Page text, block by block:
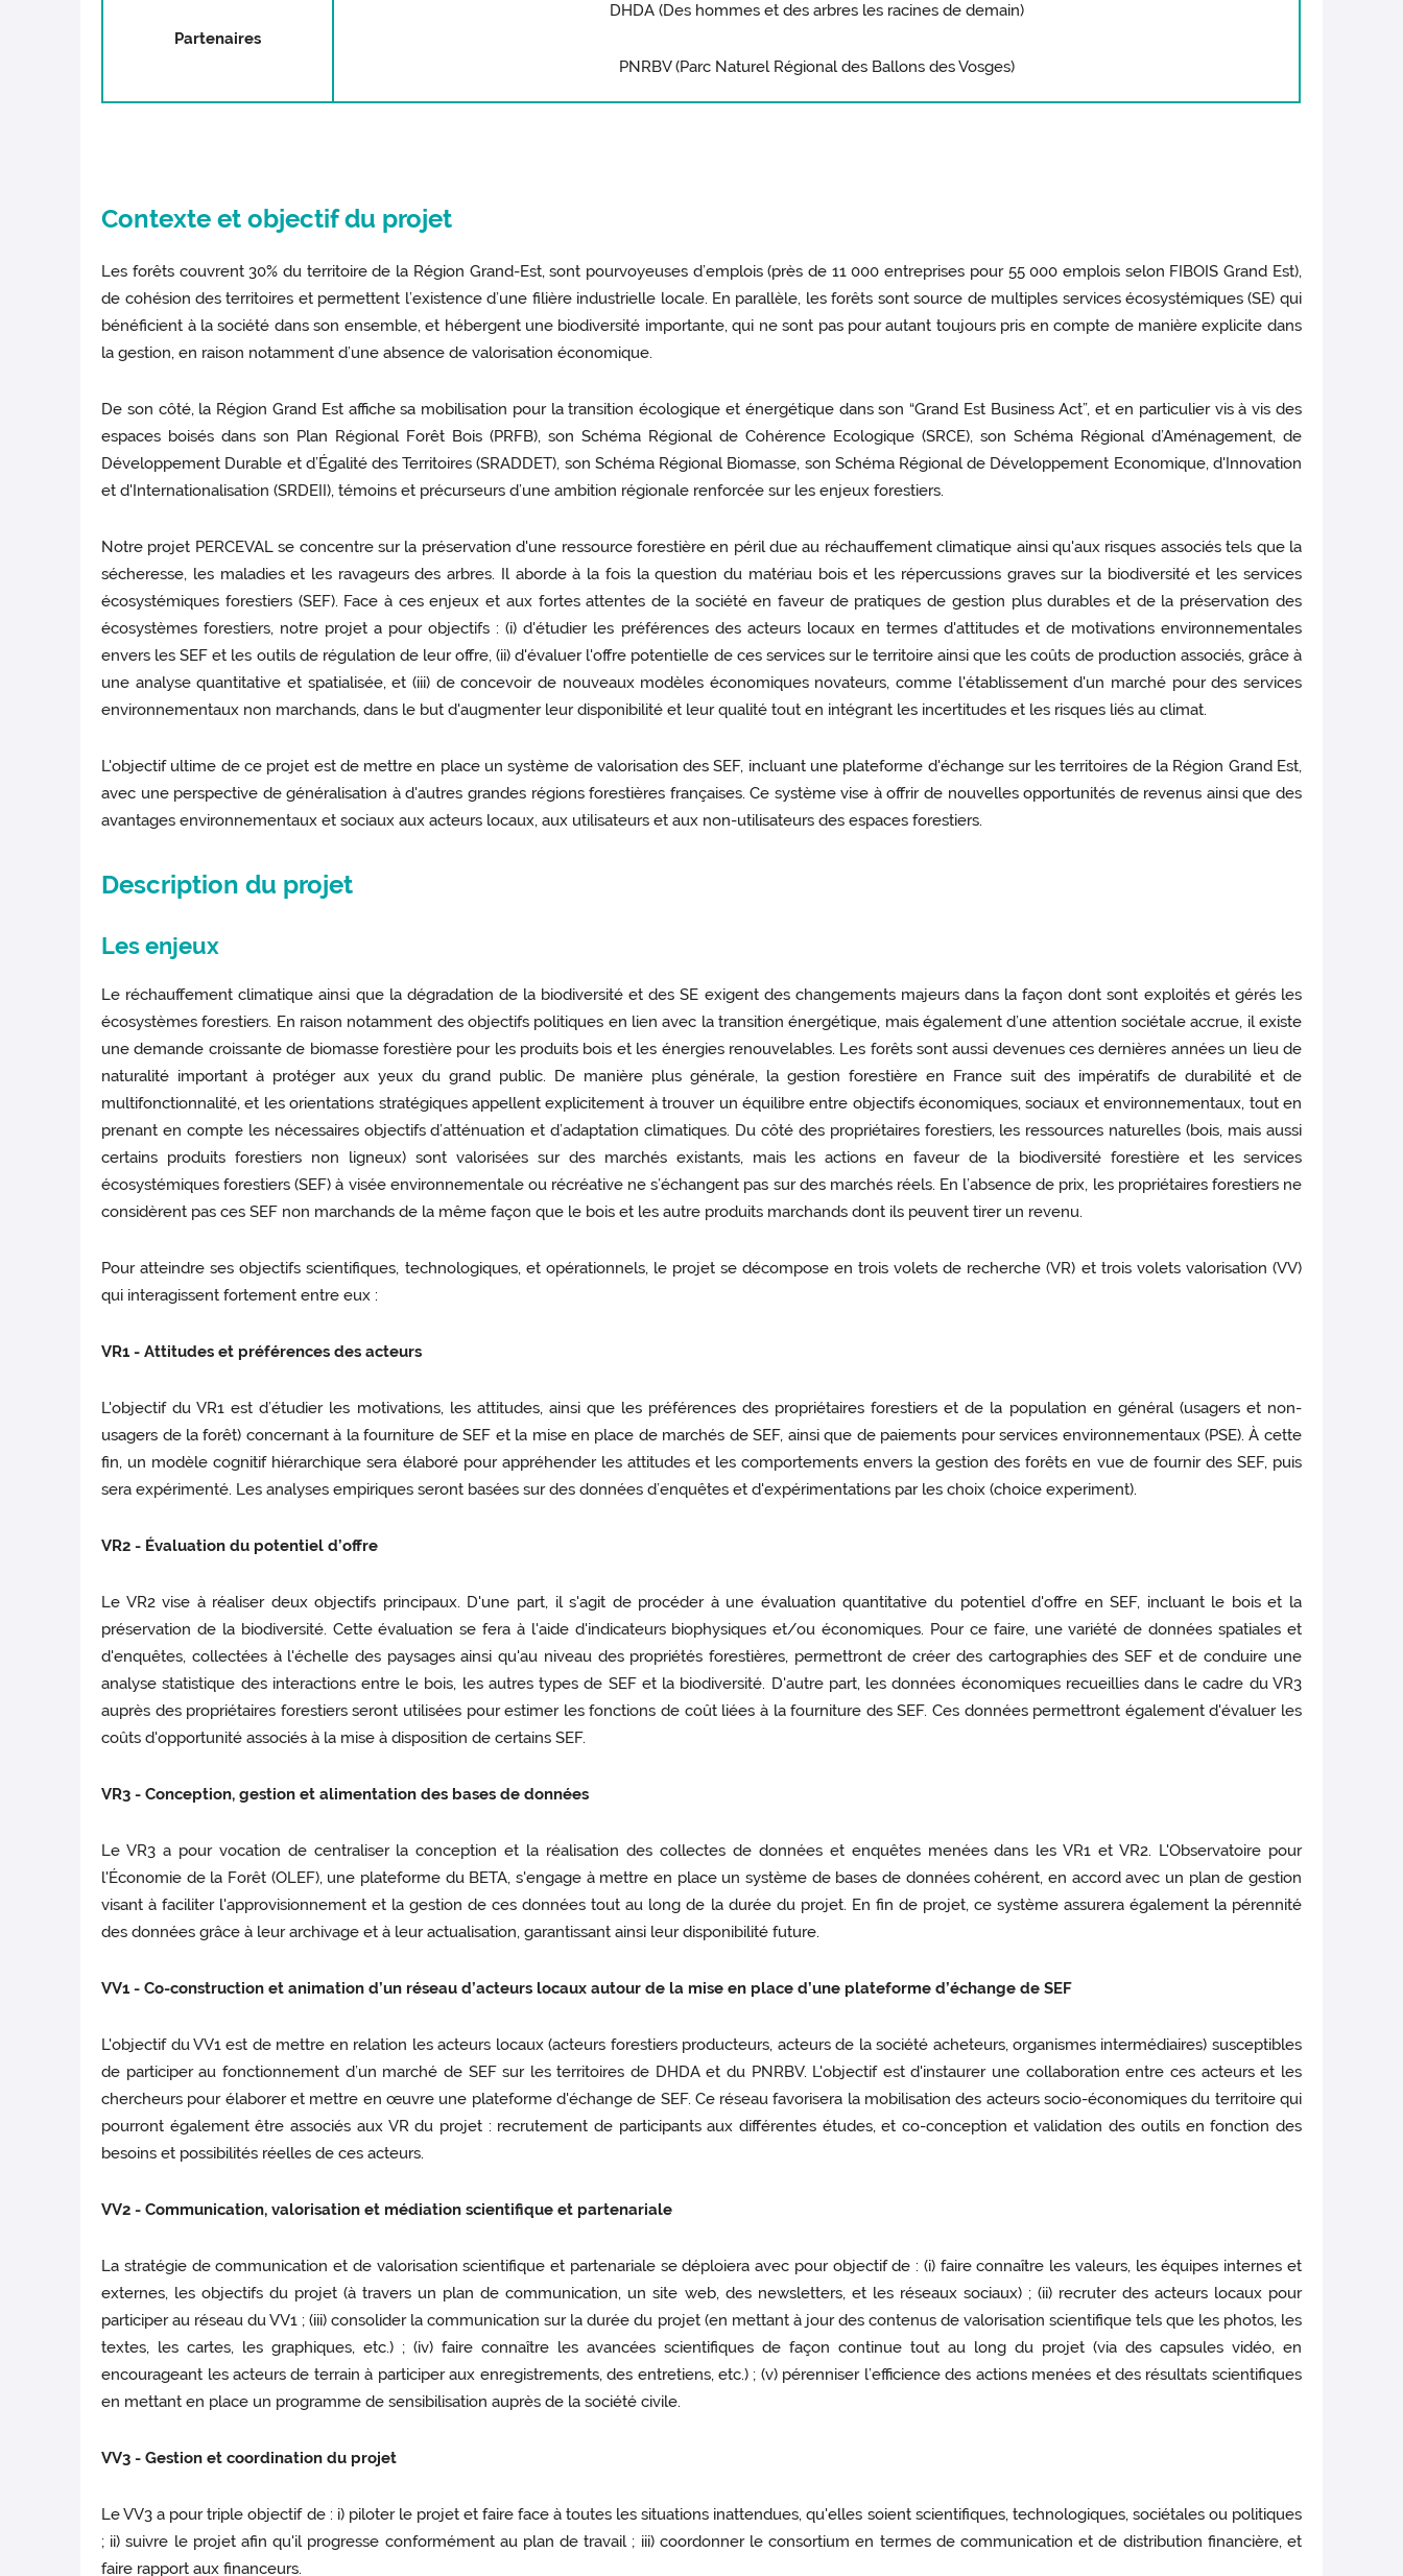
Partenaires
DHDA (Des hommes et des arbres les racines de demain)
PNRBV (Parc Naturel Régional des Ballons des Vosges)
Contexte et objectif du projet
Les forêts couvrent 30% du territoire de la Région Grand-Est, sont pourvoyeuses d’emplois (près de 11 000 entreprises pour 55 000 emplois selon FIBOIS Grand Est),
de cohésion des territoires et permettent l’existence d’une filière industrielle locale. En parallèle, les forêts sont source de multiples services écosystémiques (SE) qui
bénéficient à la société dans son ensemble, et hébergent une biodiversité importante, qui ne sont pas pour autant toujours pris en compte de manière explicite dans
la gestion, en raison notamment d’une absence de valorisation économique.
De son côté, la Région Grand Est affiche sa mobilisation pour la transition écologique et énergétique dans son “Grand Est Business Act”, et en particulier vis à vis des
espaces boisés dans son Plan Régional Forêt Bois (PRFB), son Schéma Régional de Cohérence Ecologique (SRCE), son Schéma Régional d’Aménagement, de
Développement Durable et d’Égalité des Territoires (SRADDET), son Schéma Régional Biomasse, son Schéma Régional de Développement Economique, d'Innovation
et d'Internationalisation (SRDEII), témoins et précurseurs d’une ambition régionale renforcée sur les enjeux forestiers.
Notre projet PERCEVAL se concentre sur la préservation d'une ressource forestière en péril due au réchauffement climatique ainsi qu'aux risques associés tels que la
sécheresse, les maladies et les ravageurs des arbres. Il aborde à la fois la question du matériau bois et les répercussions graves sur la biodiversité et les services
écosystémiques forestiers (SEF). Face à ces enjeux et aux fortes attentes de la société en faveur de pratiques de gestion plus durables et de la préservation des
écosystèmes forestiers, notre projet a pour objectifs : (i) d'étudier les préférences des acteurs locaux en termes d'attitudes et de motivations environnementales
envers les SEF et les outils de régulation de leur offre, (ii) d'évaluer l'offre potentielle de ces services sur le territoire ainsi que les coûts de production associés, grâce à
une analyse quantitative et spatialisée, et (iii) de concevoir de nouveaux modèles économiques novateurs, comme l'établissement d'un marché pour des services
environnementaux non marchands, dans le but d'augmenter leur disponibilité et leur qualité tout en intégrant les incertitudes et les risques liés au climat.
L'objectif ultime de ce projet est de mettre en place un système de valorisation des SEF, incluant une plateforme d'échange sur les territoires de la Région Grand Est,
avec une perspective de généralisation à d'autres grandes régions forestières françaises. Ce système vise à offrir de nouvelles opportunités de revenus ainsi que des
avantages environnementaux et sociaux aux acteurs locaux, aux utilisateurs et aux non-utilisateurs des espaces forestiers.
Description du projet
Les enjeux
Le réchauffement climatique ainsi que la dégradation de la biodiversité et des SE exigent des changements majeurs dans la façon dont sont exploités et gérés les
écosystèmes forestiers. En raison notamment des objectifs politiques en lien avec la transition énergétique, mais également d’une attention sociétale accrue, il existe
une demande croissante de biomasse forestière pour les produits bois et les énergies renouvelables. Les forêts sont aussi devenues ces dernières années un lieu de
naturalité important à protéger aux yeux du grand public. De manière plus générale, la gestion forestière en France suit des impératifs de durabilité et de
multifonctionnalité, et les orientations stratégiques appellent explicitement à trouver un équilibre entre objectifs économiques, sociaux et environnementaux, tout en
prenant en compte les nécessaires objectifs d’atténuation et d’adaptation climatiques. Du côté des propriétaires forestiers, les ressources naturelles (bois, mais aussi
certains produits forestiers non ligneux) sont valorisées sur des marchés existants, mais les actions en faveur de la biodiversité forestière et les services
écosystémiques forestiers (SEF) à visée environnementale ou récréative ne s’échangent pas sur des marchés réels. En l’absence de prix, les propriétaires forestiers ne
considèrent pas ces SEF non marchands de la même façon que le bois et les autre produits marchands dont ils peuvent tirer un revenu.
Pour atteindre ses objectifs scientifiques, technologiques, et opérationnels, le projet se décompose en trois volets de recherche (VR) et trois volets valorisation (VV)
qui interagissent fortement entre eux :
VR1 - Attitudes et préférences des acteurs
L'objectif du VR1 est d’étudier les motivations, les attitudes, ainsi que les préférences des propriétaires forestiers et de la population en général (usagers et non-
usagers de la forêt) concernant à la fourniture de SEF et la mise en place de marchés de SEF, ainsi que de paiements pour services environnementaux (PSE). À cette
fin, un modèle cognitif hiérarchique sera élaboré pour appréhender les attitudes et les comportements envers la gestion des forêts en vue de fournir des SEF, puis
sera expérimenté. Les analyses empiriques seront basées sur des données d’enquêtes et d'expérimentations par les choix (choice experiment).
VR2 - Évaluation du potentiel d’offre
Le VR2 vise à réaliser deux objectifs principaux. D'une part, il s'agit de procéder à une évaluation quantitative du potentiel d'offre en SEF, incluant le bois et la
préservation de la biodiversité. Cette évaluation se fera à l'aide d'indicateurs biophysiques et/ou économiques. Pour ce faire, une variété de données spatiales et
d'enquêtes, collectées à l'échelle des paysages ainsi qu'au niveau des propriétés forestières, permettront de créer des cartographies des SEF et de conduire une
analyse statistique des interactions entre le bois, les autres types de SEF et la biodiversité. D'autre part, les données économiques recueillies dans le cadre du VR3
auprès des propriétaires forestiers seront utilisées pour estimer les fonctions de coût liées à la fourniture des SEF. Ces données permettront également d'évaluer les
coûts d'opportunité associés à la mise à disposition de certains SEF.
VR3 - Conception, gestion et alimentation des bases de données
Le VR3 a pour vocation de centraliser la conception et la réalisation des collectes de données et enquêtes menées dans les VR1 et VR2. L'Observatoire pour
l'Économie de la Forêt (OLEF), une plateforme du BETA, s'engage à mettre en place un système de bases de données cohérent, en accord avec un plan de gestion
visant à faciliter l'approvisionnement et la gestion de ces données tout au long de la durée du projet. En fin de projet, ce système assurera également la pérennité
des données grâce à leur archivage et à leur actualisation, garantissant ainsi leur disponibilité future.
VV1 - Co-construction et animation d’un réseau d’acteurs locaux autour de la mise en place d’une plateforme d’échange de SEF
L'objectif du VV1 est de mettre en relation les acteurs locaux (acteurs forestiers producteurs, acteurs de la société acheteurs, organismes intermédiaires) susceptibles
de participer au fonctionnement d’un marché de SEF sur les territoires de DHDA et du PNRBV. L'objectif est d'instaurer une collaboration entre ces acteurs et les
chercheurs pour élaborer et mettre en œuvre une plateforme d'échange de SEF. Ce réseau favorisera la mobilisation des acteurs socio-économiques du territoire qui
pourront également être associés aux VR du projet : recrutement de participants aux différentes études, et co-conception et validation des outils en fonction des
besoins et possibilités réelles de ces acteurs.
VV2 - Communication, valorisation et médiation scientifique et partenariale
La stratégie de communication et de valorisation scientifique et partenariale se déploiera avec pour objectif de : (i) faire connaître les valeurs, les équipes internes et
externes, les objectifs du projet (à travers un plan de communication, un site web, des newsletters, et les réseaux sociaux) ; (ii) recruter des acteurs locaux pour
participer au réseau du VV1 ; (iii) consolider la communication sur la durée du projet (en mettant à jour des contenus de valorisation scientifique tels que les photos, les
textes, les cartes, les graphiques, etc.) ; (iv) faire connaître les avancées scientifiques de façon continue tout au long du projet (via des capsules vidéo, en
encourageant les acteurs de terrain à participer aux enregistrements, des entretiens, etc.) ; (v) pérenniser l’efficience des actions menées et des résultats scientifiques
en mettant en place un programme de sensibilisation auprès de la société civile.
VV3 - Gestion et coordination du projet
Le VV3 a pour triple objectif de : i) piloter le projet et faire face à toutes les situations inattendues, qu'elles soient scientifiques, technologiques, sociétales ou politiques
; ii) suivre le projet afin qu'il progresse conformément au plan de travail ; iii) coordonner le consortium en termes de communication et de distribution financière, et
faire rapport aux financeurs.